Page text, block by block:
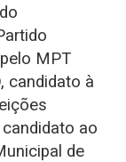
MPT
candidato à
ao
de